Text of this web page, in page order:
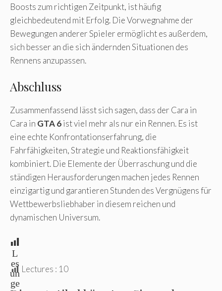
Boosts zum richtigen Zeitpunkt, ist häufig
gleichbedeutend mit Erfolg. Die Vorwegnahme der
Bewegungen anderer Spieler ermöglicht es außerdem,
sich besser an die sich ändernden Situationen des
Rennens anzupassen.
Abschluss
Zusammenfassend lässt sich sagen, dass der Cara in
Cara in GTA 6ist viel mehr als nur ein Rennen. Es ist
eine echte Konfrontationserfahrung, die
Fahrfähigkeiten, Strategie und Reaktionsfähigkeit
kombiniert. Die Elemente der Überraschung und die
ständigen Herausforderungen machen jedes Rennen
einzigartig und garantieren Stunden des Vergnügens für
Wettbewerbsliebhaber in diesem reichen und
dynamischen Universum.
L
es
un
ge
Lectures : 10